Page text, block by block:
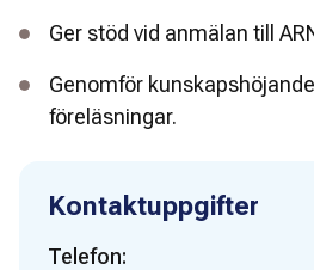
Ger stöd vid anmälan till
Genomför
föreläsningar.
Kontaktuppgifter
Telefon: